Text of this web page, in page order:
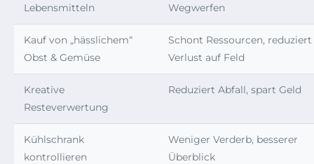
Lebensmitteln
Wegwerfen
Kauf von „hässlichem“
Obst & Gemüse
Schont Ressourcen, reduziert
Verlust auf Feld
Kreative
Resteverwertung
Reduziert Abfall, spart Geld
Kühlschrank
kontrollieren
Weniger Verderb, besserer
Überblick